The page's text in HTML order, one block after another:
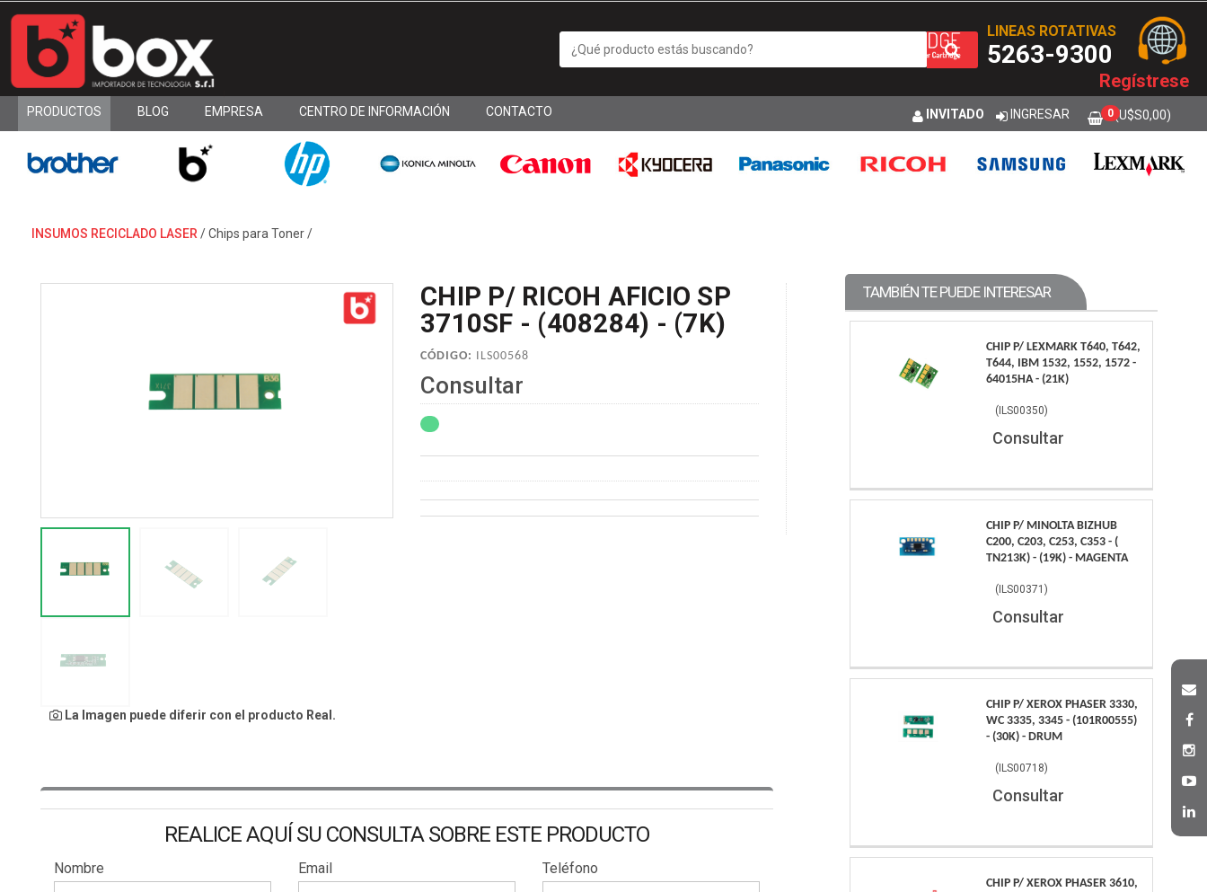
INVITADO INGRESAR 0 (U$S0,00)
PRODUCTOS BLOG EMPRESA CENTRO DE INFORMACIÓN CONTACTO
LINEAS ROTATIVAS
5263-9300
Regístrese
INSUMOS RECICLADO LASER /Chips para Toner/
La Imagen puede diferir con el producto Real.
CHIP P/ RICOH AFICIO SP
3710SF - (408284) - (7K)
CÓDIGO: ILS00568
Consultar
REALICE AQUÍ SU CONSULTA SOBRE ESTE PRODUCTO
Nombre Email Teléfono
TAMBIÉN TE PUEDE INTERESAR
CHIP P/ LEXMARK T640, T642,
T644, IBM 1532, 1552, 1572 -
64015HA - (21K)
( ILS00350)
Consultar
CHIP P/ MINOLTA BIZHUB
C200, C203, C253, C353 - (
TN213K) - (19K) - MAGENTA
( ILS00371)
Consultar
CHIP P/ XEROX PHASER 3330,
WC 3335, 3345 - (101R00555)
- (30K) - DRUM
( ILS00718)
Consultar
CHIP P/ XEROX PHASER 3610,